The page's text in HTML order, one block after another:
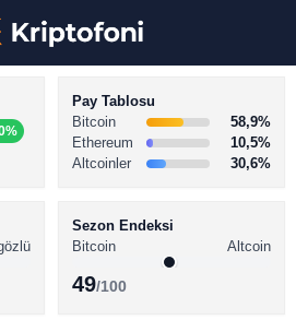
Pay Tablosu
Bitcoin
58,9%
Ethereum
10,5%
Altcoinler
30,6%
Sezon Endeksi
Bitcoin
Altcoin
49/100